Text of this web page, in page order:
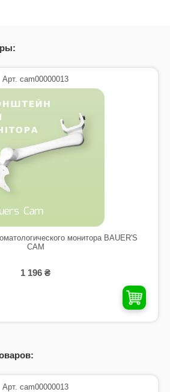
Арт. cam00000013
монитора BAUER'S
CAM
1 196 ₴
Арт. cam00000013